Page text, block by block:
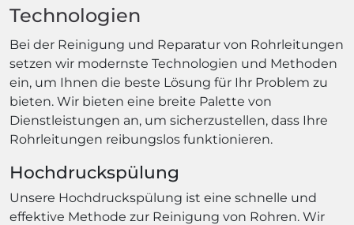
Technologien
Bei der Reinigung und Reparatur von Rohrleitungen
setzen wir modernste Technologien und Methoden
ein, um Ihnen die beste Lösung für Ihr Problem zu
bieten. Wir bieten eine breite Palette von
Dienstleistungen an, um sicherzustellen, dass Ihre
Rohrleitungen reibungslos funktionieren.
Hochdruckspülung
Unsere Hochdruckspülung ist eine schnelle und
effektive Methode zur Reinigung von Rohren. Wir